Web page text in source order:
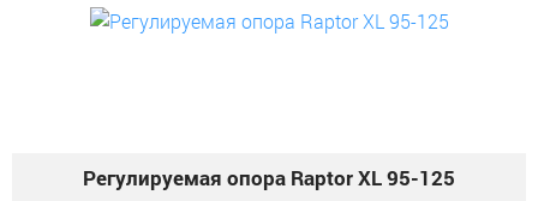
Регулируемая опора Raptor XL 95-125